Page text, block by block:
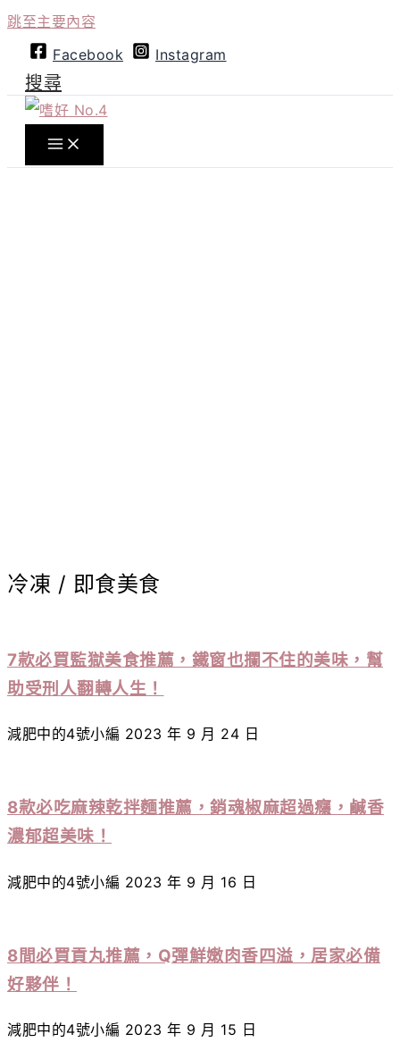
跳至主要內容
Facebook
Instagram
搜尋
冷凍 / 即食美食
7款必買監獄美食推薦，鐵窗也攔不住的美味，幫
助受刑人翻轉人生！
減肥中的4號小編 2023 年 9 月 24 日
8款必吃麻辣乾拌麵推薦，銷魂椒麻超過癮，鹹香
濃郁超美味！
減肥中的4號小編 2023 年 9 月 16 日
8間必買貢丸推薦，Q彈鮮嫩肉香四溢，居家必備
好夥伴！
減肥中的4號小編 2023 年 9 月 15 日